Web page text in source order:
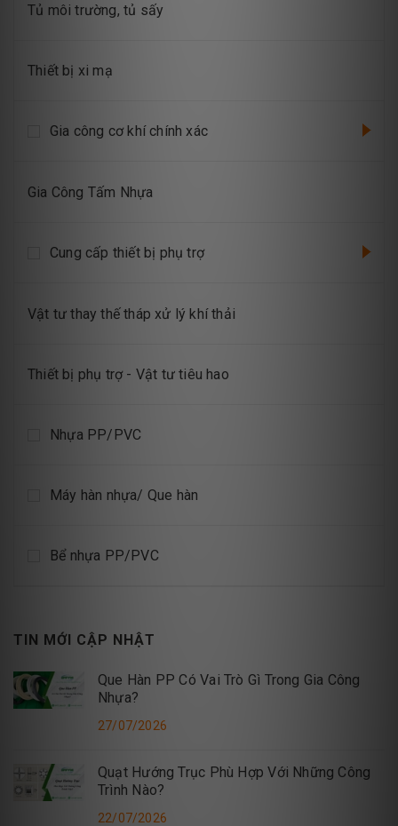
Tủ môi trường, tủ sấy
Thiết bị xi mạ
Gia công cơ khí chính xác
Gia Công Tấm Nhựa
Cung cấp thiết bị phụ trợ
Vật tư thay thế tháp xử lý khí thải
Thiết bị phụ trợ - Vật tư tiêu hao
Nhựa PP/PVC
Máy hàn nhựa/ Que hàn
Bể nhựa PP/PVC
TIN MỚI CẬP NHẬT
Que Hàn PP Có Vai Trò Gì Trong Gia Công
Nhựa?
27/07/2026
Quạt Hướng Trục Phù Hợp Với Những Công
Trình Nào?
22/07/2026